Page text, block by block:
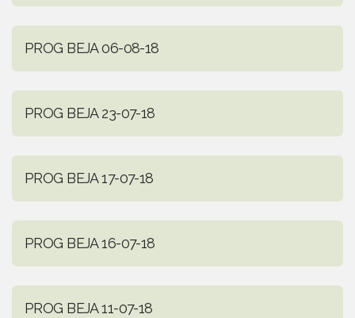
PROG BEJA 06-08-18
PROG BEJA 23-07-18
PROG BEJA 17-07-18
PROG BEJA 16-07-18
PROG BEJA 11-07-18